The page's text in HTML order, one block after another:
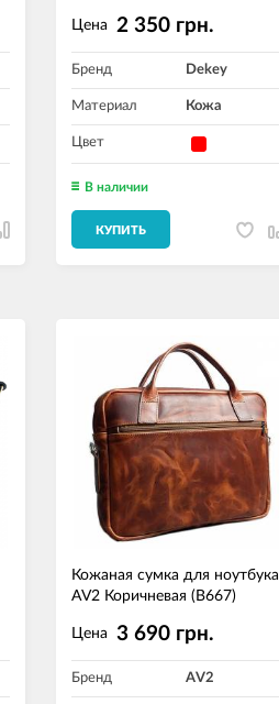
Цена 2 350 грн.
Бренд Dekey
Материал Кожа
Цвет
В наличии
КУПИТЬ
Кожаная сумка для ноутбука
AV2 Коричневая (B667)
Цена 3 690 грн.
Бренд AV2